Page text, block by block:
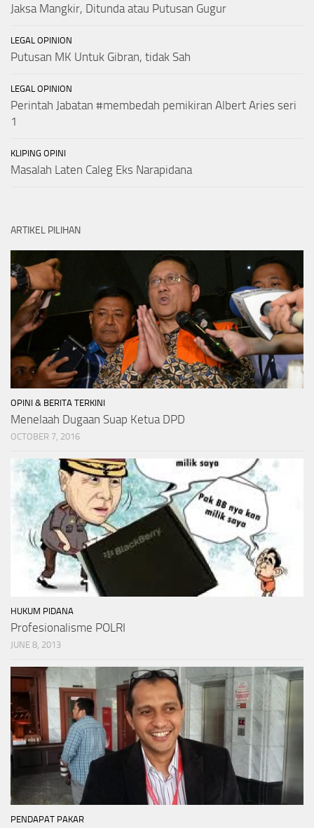
Jaksa Mangkir, Ditunda atau Putusan Gugur
LEGAL OPINION
Putusan MK Untuk Gibran, tidak Sah
LEGAL OPINION
Perintah Jabatan #membedah pemikiran Albert Aries seri
1
KLIPING OPINI
Masalah Laten Caleg Eks Narapidana
ARTIKEL PILIHAN
OPINI & BERITA TERKINI
Menelaah Dugaan Suap Ketua DPD
OCTOBER 7, 2016
HUKUM PIDANA
Profesionalisme POLRI
JUNE 8, 2013
PENDAPAT PAKAR